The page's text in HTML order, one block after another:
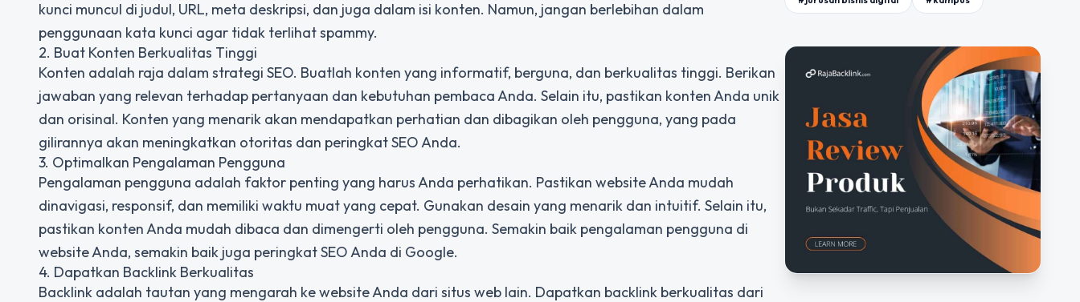
kunci muncul di judul, URL, meta deskripsi, dan juga dalam isi konten. Namun, jangan berlebihan dalam
penggunaan kata kunci agar tidak terlihat spammy.
2. Buat Konten Berkualitas Tinggi
Konten adalah raja dalam strategi SEO. Buatlah konten yang informatif, berguna, dan berkualitas tinggi. Berikan
jawaban yang relevan terhadap pertanyaan dan kebutuhan pembaca Anda. Selain itu, pastikan konten Anda unik
dan orisinal. Konten yang menarik akan mendapatkan perhatian dan dibagikan oleh pengguna, yang pada
gilirannya akan meningkatkan otoritas dan peringkat SEO Anda.
3. Optimalkan Pengalaman Pengguna
Pengalaman pengguna adalah faktor penting yang harus Anda perhatikan. Pastikan website Anda mudah
dinavigasi, responsif, dan memiliki waktu muat yang cepat. Gunakan desain yang menarik dan intuitif. Selain itu,
pastikan konten Anda mudah dibaca dan dimengerti oleh pengguna. Semakin baik pengalaman pengguna di
website Anda, semakin baik juga peringkat SEO Anda di Google.
4. Dapatkan Backlink Berkualitas
Backlink adalah tautan yang mengarah ke website Anda dari situs web lain. Dapatkan backlink berkualitas dari